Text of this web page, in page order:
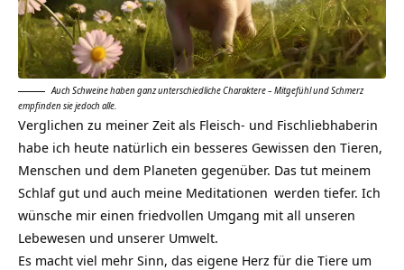
Auch Schweine haben ganz unterschiedliche Charaktere – Mitgefühl und Schmerz
empfinden sie jedoch alle.
Verglichen zu meiner Zeit als Fleisch- und Fischliebhaberin
habe ich heute natürlich ein besseres Gewissen den Tieren,
Menschen und dem Planeten gegenüber. Das tut meinem
Schlaf gut und auch meine Meditationen werden tiefer. Ich
wünsche mir einen friedvollen Umgang mit all unseren
Lebewesen und unserer Umwelt.
Es macht viel mehr Sinn, das eigene Herz für die Tiere um